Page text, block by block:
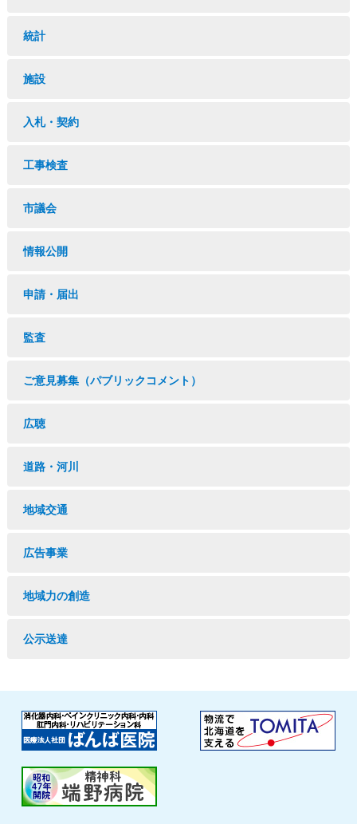
統計
施設
入札・契約
工事検査
市議会
情報公開
申請・届出
監査
ご意見募集（パブリックコメント）
広聴
道路・河川
地域交通
広告事業
地域力の創造
公示送達